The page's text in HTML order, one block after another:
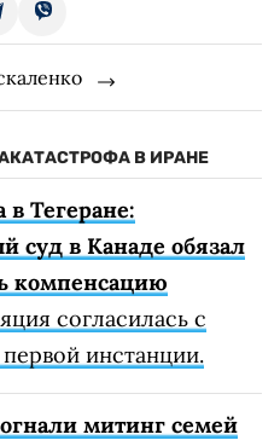
В ИРАНЕ
в Тегеране:
суд в Канаде обязал
компенсацию
согласилась с
инстанции.
митинг семей